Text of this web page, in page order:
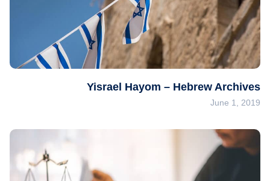
Yisrael Hayom – Hebrew Archives
June 1, 2019